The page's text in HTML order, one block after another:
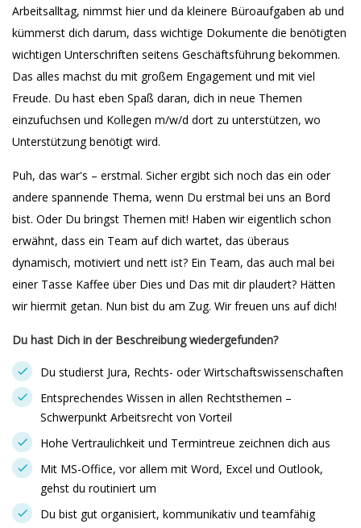
Arbeitsalltag, nimmst hier und da kleinere Büroaufgaben ab und
kümmerst dich darum, dass wichtige Dokumente die benötigten
wichtigen Unterschriften seitens Geschäftsführung bekommen.
Das alles machst du mit großem Engagement und mit viel
Freude. Du hast eben Spaß daran, dich in neue Themen
einzufuchsen und Kollegen m/w/d dort zu unterstützen, wo
Unterstützung benötigt wird.
Puh, das war's – erstmal. Sicher ergibt sich noch das ein oder
andere spannende Thema, wenn Du erstmal bei uns an Bord
bist. Oder Du bringst Themen mit! Haben wir eigentlich schon
erwähnt, dass ein Team auf dich wartet, das überaus
dynamisch, motiviert und nett ist? Ein Team, das auch mal bei
einer Tasse Kaffee über Dies und Das mit dir plaudert? Hätten
wir hiermit getan. Nun bist du am Zug. Wir freuen uns auf dich!
Du hast Dich in der Beschreibung wiedergefunden?
Du studierst Jura, Rechts- oder Wirtschaftswissenschaften
Entsprechendes Wissen in allen Rechtsthemen –
Schwerpunkt Arbeitsrecht von Vorteil
Hohe Vertraulichkeit und Termintreue zeichnen dich aus
Mit MS-Office, vor allem mit Word, Excel und Outlook,
gehst du routiniert um
Du bist gut organisiert, kommunikativ und teamfähig